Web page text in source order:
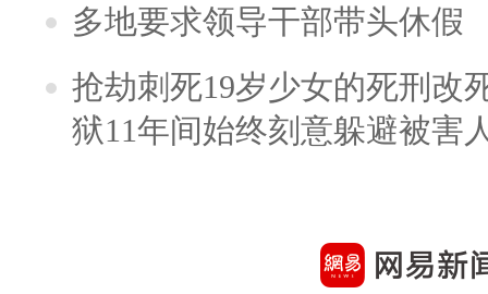
多地要求领导干部带头休假
抢劫刺死19岁少女的死刑改
狱11年间始终刻意躲避被害